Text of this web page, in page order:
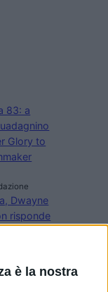
è la nostra
83: a
Glory to
Dwayne
risponde
il film di